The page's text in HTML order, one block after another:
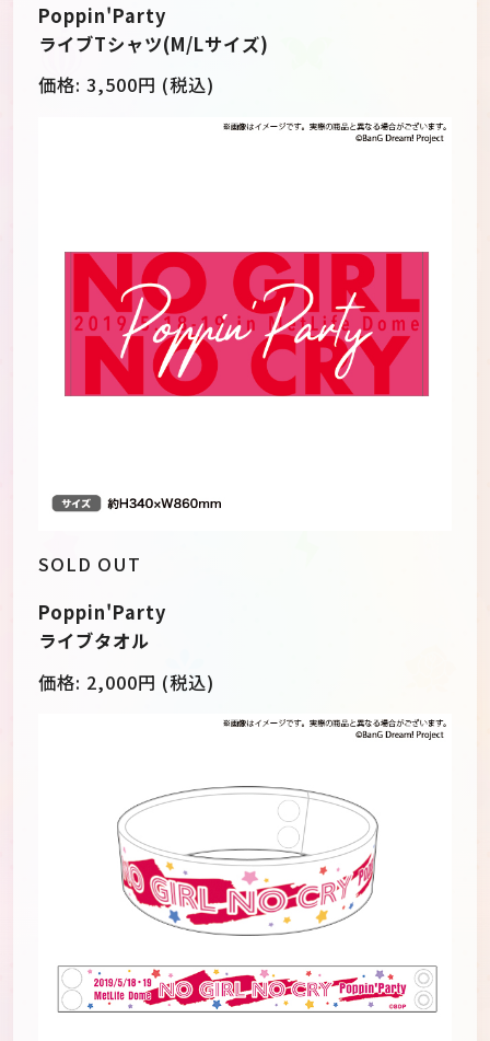
Poppin'Party
ライブTシャツ(M/Lサイズ)
価格: 3,500円 (税込)
SOLD OUT
Poppin'Party
ライブタオル
価格: 2,000円 (税込)